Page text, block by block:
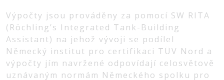
Výpočty jsou prováděny za pomocí SW RITA
(Röchling’s Integrated Tank-Building
Assistant) na jehož vývoji se podílel
Německý institut pro certifikaci TÜV Nord a
výpočty jím navržené odpovídají celosvětově
uznávaným normám Německého spolku pro